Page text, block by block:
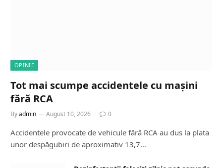
OPINIE
Tot mai scumpe accidentele cu mașini
fără RCA
Byadmin August 10, 2026 0
Accidentele provocate de vehicule fără RCA au dus la plata
unor despăgubiri de aproximativ 13,7…